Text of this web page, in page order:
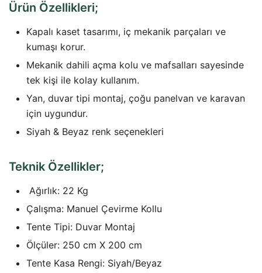
Ürün Özellikleri;
Kapalı kaset tasarımı, iç mekanik parçaları ve
kumaşı korur.
Mekanik dahili açma kolu ve mafsalları sayesinde
tek kişi ile kolay kullanım.
Yan, duvar tipi montaj, çoğu panelvan ve karavan
için uygundur.
Siyah & Beyaz renk seçenekleri
Teknik Özellikler;
Ağırlık: 22 Kg
Çalışma: Manuel Çevirme Kollu
Tente Tipi: Duvar Montaj
Ölçüler: 250 cm X 200 cm
Tente Kasa Rengi: Siyah/Beyaz